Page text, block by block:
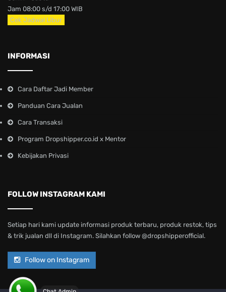
Jam 08:00 s/d 17:00 WIB
Cek Jadwal Libur
INFORMASI
Cara Daftar Jadi Member
Panduan Cara Jualan
Cara Transaksi
Program Dropshipper.co.id x Mentor
Kebijakan Privasi
FOLLOW INSTAGRAM KAMI
Setiap hari kami update informasi produk terbaru, produk restok, tips
& trik jualan dll di Instagram. Silahkan follow @dropshipperofficial.
Follow on Instagram